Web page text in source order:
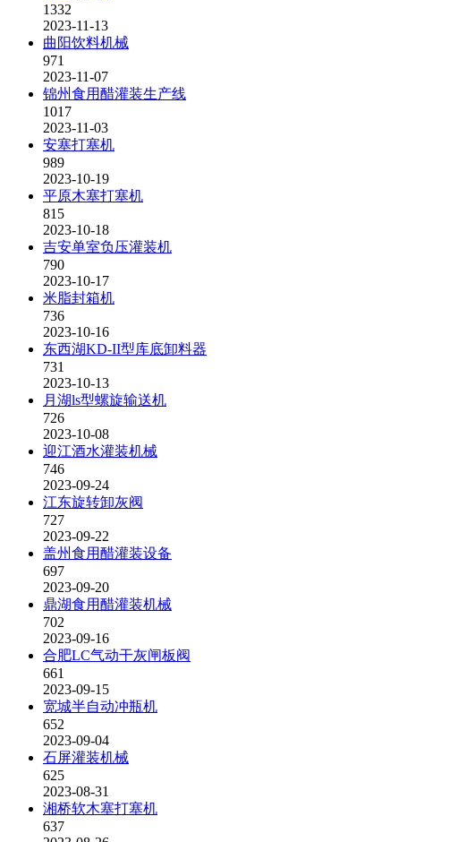
1332
2023-11-13
曲阳饮料机械
971
2023-11-07
锦州食用醋灌装生产线
1017
2023-11-03
安塞打塞机
989
2023-10-19
平原木塞打塞机
815
2023-10-18
吉安单室负压灌装机
790
2023-10-17
米脂封箱机
736
2023-10-16
东西湖KD-II型库底卸料器
731
2023-10-13
月湖ls型螺旋输送机
726
2023-10-08
迎江酒水灌装机械
746
2023-09-24
江东旋转卸灰阀
727
2023-09-22
盖州食用醋灌装设备
697
2023-09-20
鼎湖食用醋灌装机械
702
2023-09-16
合肥LC气动干灰闸板阀
661
2023-09-15
宽城半自动冲瓶机
652
2023-09-04
石屏灌装机械
625
2023-08-31
湘桥软木塞打塞机
637